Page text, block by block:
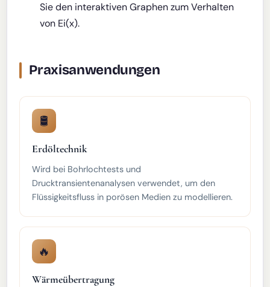
Sie den interaktiven Graphen zum Verhalten
von Ei(x).
Praxisanwendungen
🛢️
Erdöltechnik
Wird bei Bohrlochtests und
Drucktransientenanalysen verwendet, um den
Flüssigkeitsfluss in porösen Medien zu modellieren.
🔥
Wärmeübertragung